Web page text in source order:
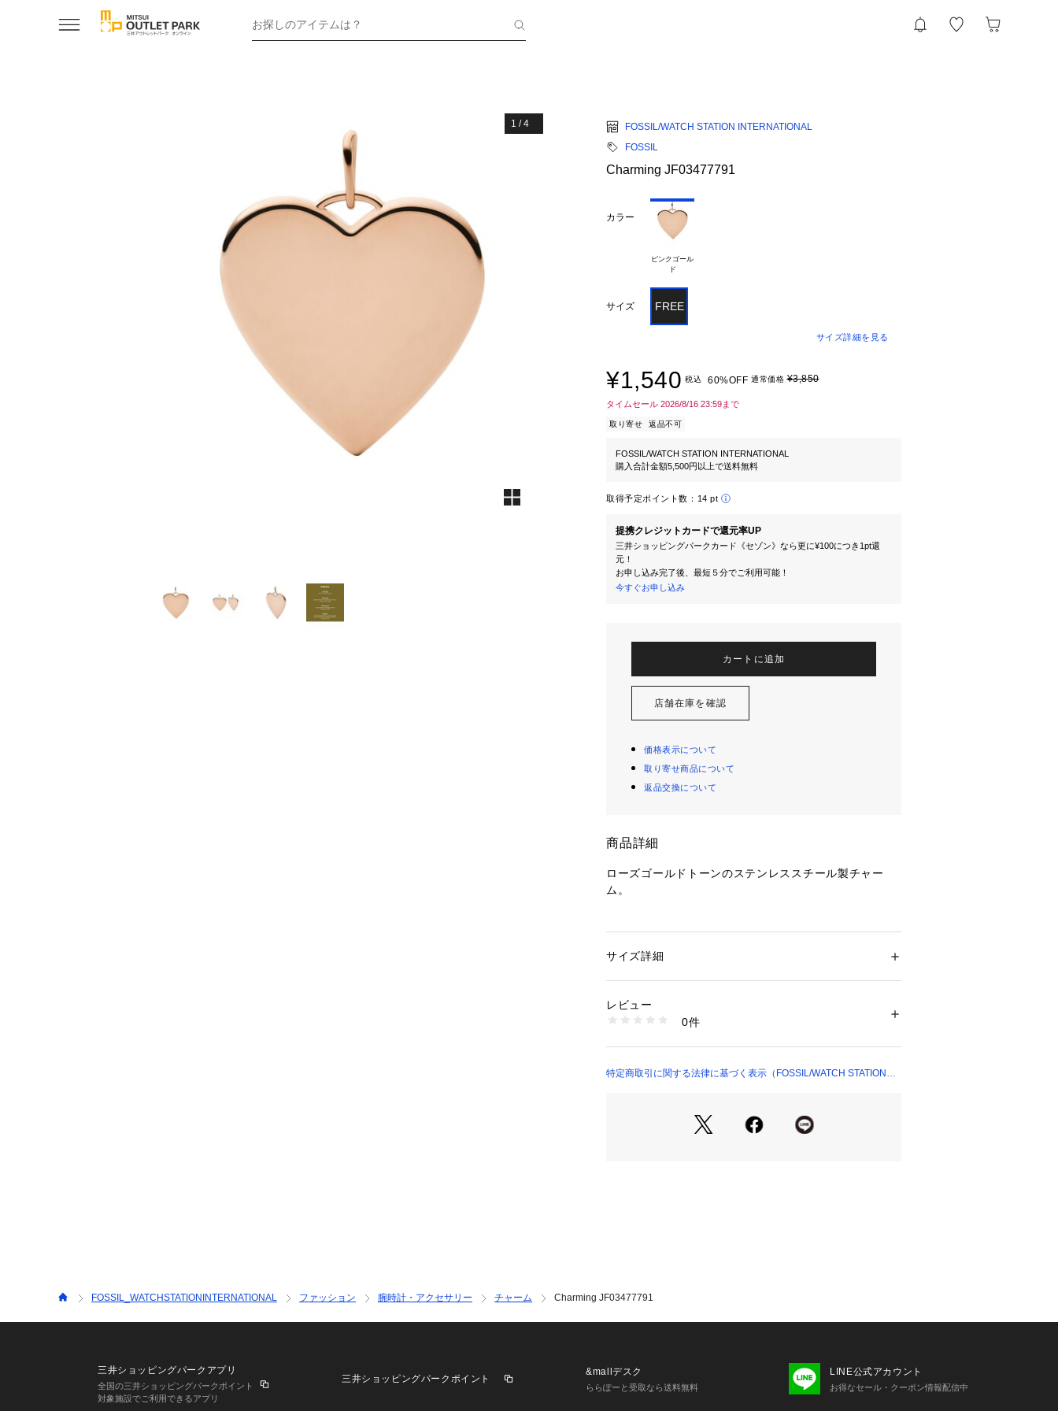
お探しのアイテムは？
1 /4
FOSSIL/WATCH STATION INTERNATIONAL
FOSSIL
Charming JF03477791
カラー
ピンクゴール
サイズ FREE
サイズ詳細を見る
¥1,540 税込 60%OFF 通常価格¥3,850
タイムセール 2026/8/16 23:59まで
取り寄せ 返品不可
FOSSIL/WATCH STATION INTERNATIONAL
購入合計金額5,500円以上で送料無料
取得予定ポイント数： 14 pt
提携クレジットカードで還元率UP
三井ショッピングパークカード《セゾン》なら更に¥100につき1pt還
元！
お申し込み完了後、最短５分でご利用可能！
今すぐお申し込み
カートに追加
店舗在庫を確認
価格表示について
取り寄せ商品について
返品交換について
商品詳細
ローズゴールドトーンのステンレススチール製チャー
ム。
※ご覧のモニター環境、照明等により実際の商品と色味
性別：レディース
商品番号：
JF03477791 （ショップ）
サイズ詳細
レビュー
0件
特定商取引に関する法律に基づく表示（FOSSIL/WATCH STATION
FOSSIL_WATCHSTATIONINTERNATIONAL ファッション 腕時計・アクセサリー チャーム Charming JF03477791
三井ショッピングパークアプリ
全国の三井ショッピングパークポイント
対象施設でご利用できるアプリ
三井ショッピングパークポイント
&mallデスク
ららぽーと受取なら送料無料
LINE公式アカウント
お得なセール・クーポン情報配信中